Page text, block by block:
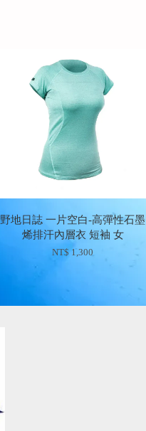
野地日誌 一片空白-高彈性石墨
烯排汗內層衣 短袖 女
NT$ 1,300